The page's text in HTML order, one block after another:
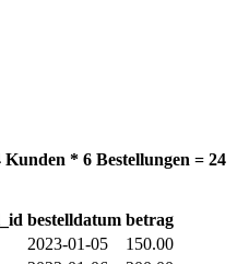
Kunden * 6 Bestellungen = 24
bestelldatum betrag
2023-01-05
150.00